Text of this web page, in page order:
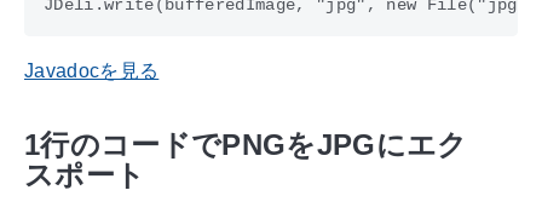
Javadocを見る
1行のコードでPNGをJPGにエク
スポート